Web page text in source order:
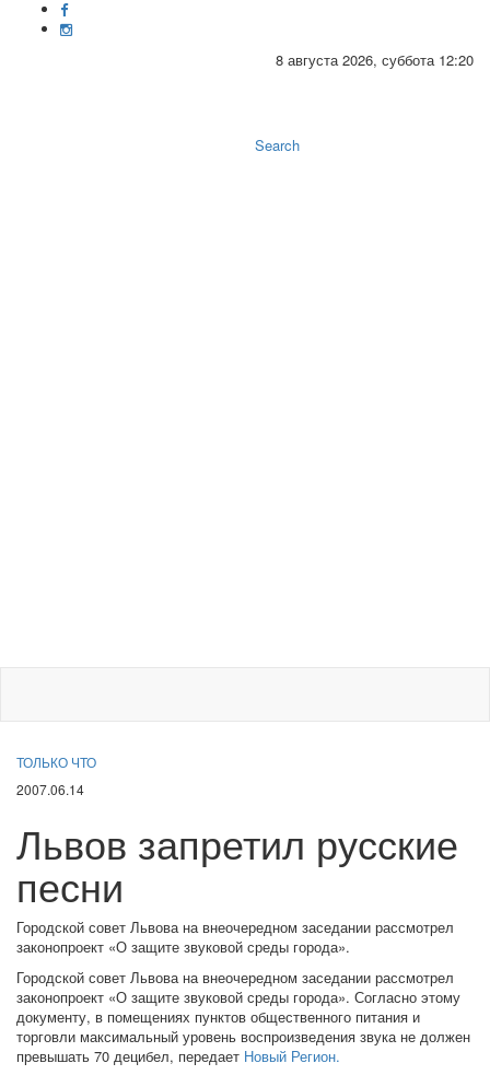
8 августа 2026, суббота 12:20
Search
ТОЛЬКО ЧТО
2007.06.14
Львов запретил русские
песни
Городской совет Львова на внеочередном заседании рассмотрел
законопроект «О защите звуковой среды города».
Городской совет Львова на внеочередном заседании рассмотрел
законопроект «О защите звуковой среды города». Согласно этому
документу, в помещениях пунктов общественного питания и
торговли максимальный уровень воспроизведения звука не должен
превышать 70 децибел, передает Новый Регион.